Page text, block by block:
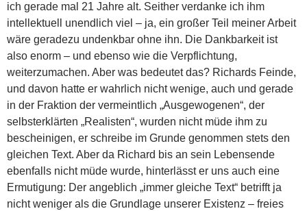
ich gerade mal 21 Jahre alt. Seither verdanke ich ihm
intellektuell unendlich viel – ja, ein großer Teil meiner Arbeit
wäre geradezu undenkbar ohne ihn. Die Dankbarkeit ist
also enorm – und ebenso wie die Verpflichtung,
weiterzumachen. Aber was bedeutet das? Richards Feinde,
und davon hatte er wahrlich nicht wenige, auch und gerade
in der Fraktion der vermeintlich „Ausgewogenen“, der
selbsterklärten „Realisten“, wurden nicht müde ihm zu
bescheinigen, er schreibe im Grunde genommen stets den
gleichen Text. Aber da Richard bis an sein Lebensende
ebenfalls nicht müde wurde, hinterlässt er uns auch eine
Ermutigung: Der angeblich „immer gleiche Text“ betrifft ja
nicht weniger als die Grundlage unserer Existenz – freies